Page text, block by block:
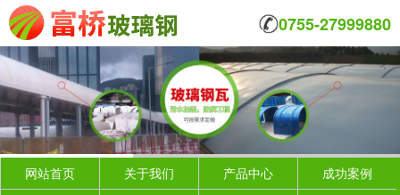
0755-27999880
网站首页 关于我们 产品中心
成功案例